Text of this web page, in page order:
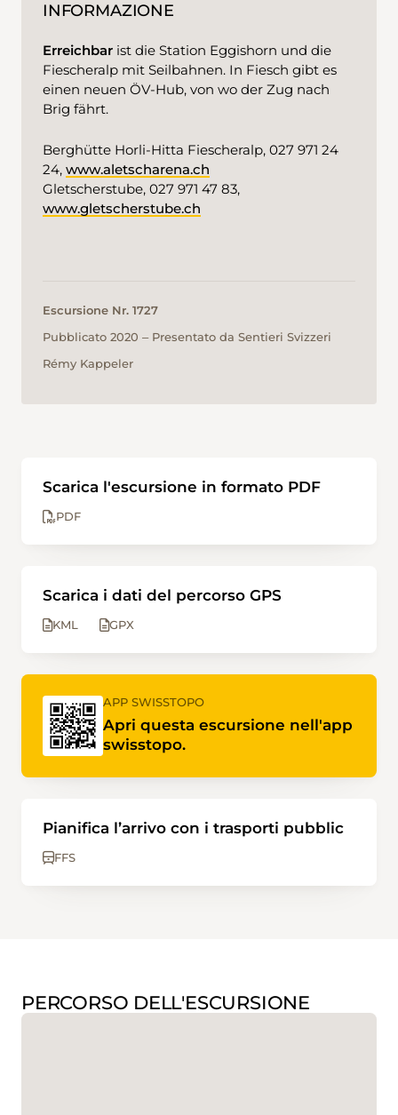
INFORMAZIONE
Erreichbar ist die Station Eggishorn und die
Fiescheralp mit Seilbahnen. In Fiesch gibt es
einen neuen ÖV-Hub, von wo der Zug nach
Brig fährt.
Berghütte Horli-Hitta Fiescheralp, 027 971 24
24, www.aletscharena.ch
Gletscherstube, 027 971 47 83,
www.gletscherstube.ch
Escursione Nr. 1727
Pubblicato 2020 ‒ Presentato da Sentieri Svizzeri
Rémy Kappeler
Scarica l'escursione in formato PDF
PDF
Scarica i dati del percorso GPS
KML GPX
APP SWISSTOPO
Apri questa escursione nell'app
swisstopo.
Pianifica l’arrivo con i trasporti pubblic
FFS
PERCORSO DELL'ESCURSIONE